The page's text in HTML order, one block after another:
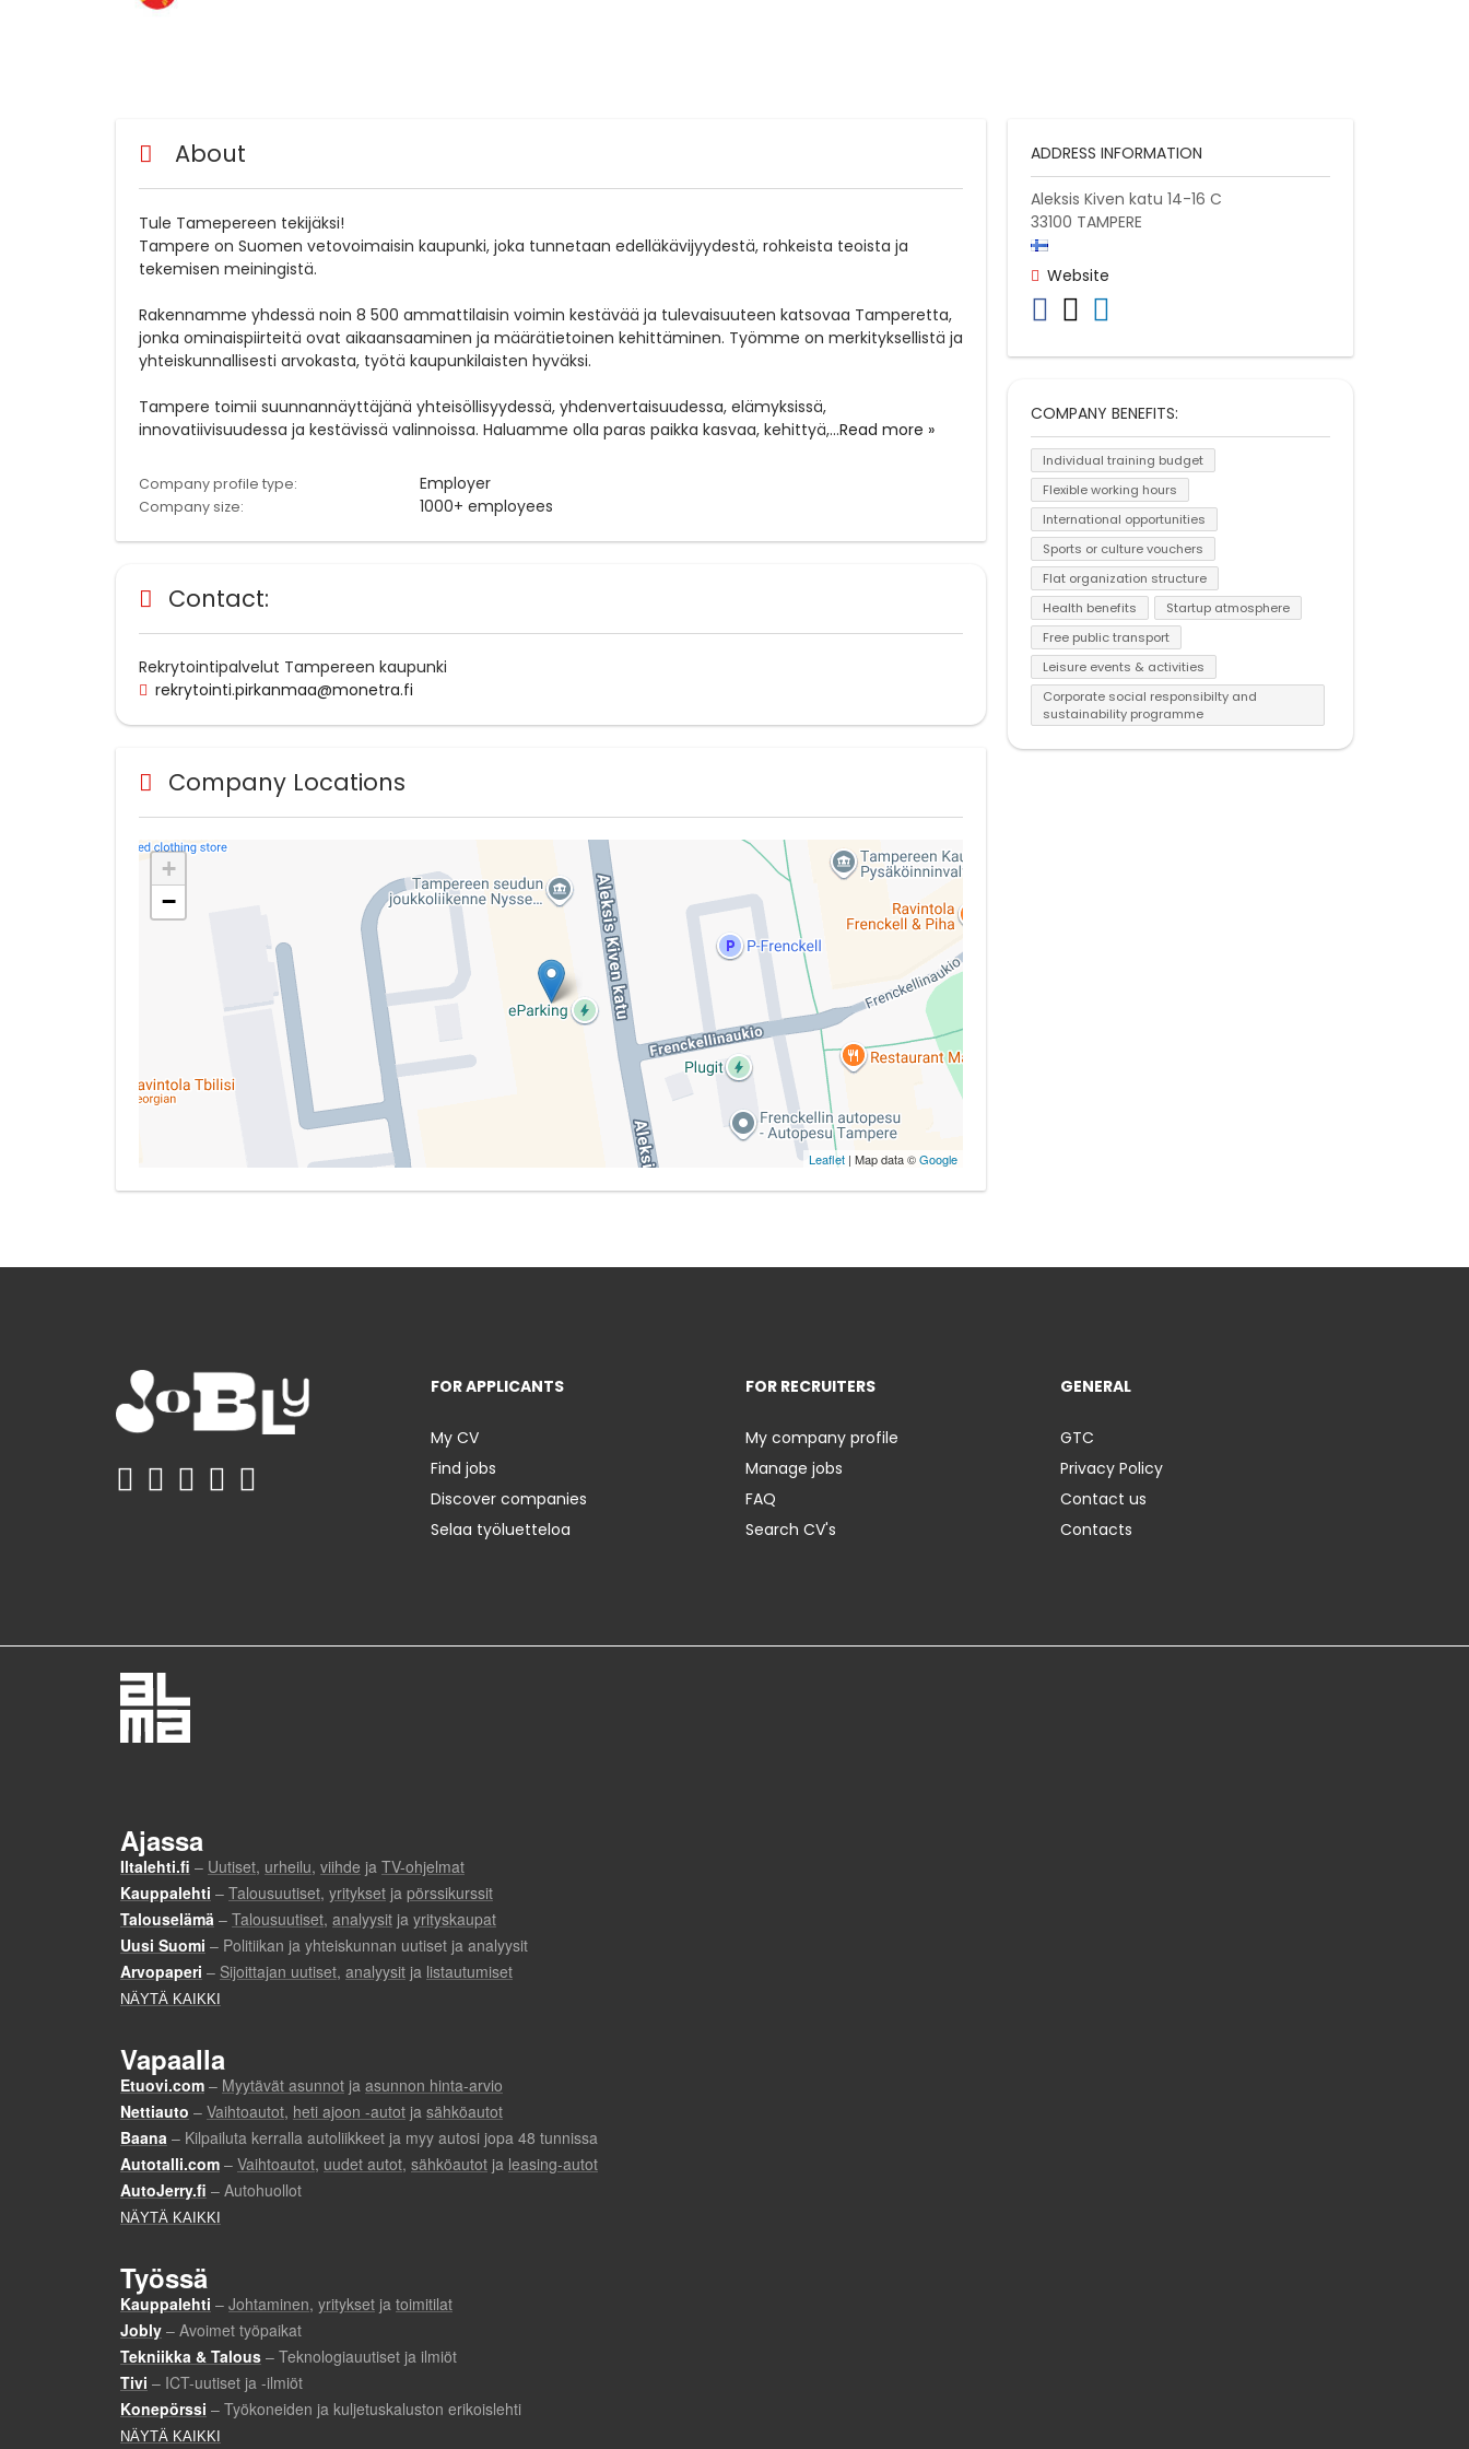
About
Tule Tamepereen tekijäksi!
Tampere on Suomen vetovoimaisin kaupunki, joka tunnetaan edelläkävijyydestä, rohkeista teoista ja
tekemisen meiningistä.
Rakennamme yhdessä noin 8 500 ammattilaisin voimin kestävää ja tulevaisuuteen katsovaa Tamperetta,
jonka ominaispiirteitä ovat aikaansaaminen ja määrätietoinen kehittäminen. Työmme on merkityksellistä ja
yhteiskunnallisesti arvokasta, työtä kaupunkilaisten hyväksi.
Tampere toimii suunnannäyttäjänä yhteisöllisyydessä, yhdenvertaisuudessa, elämyksissä,
innovatiivisuudessa ja kestävissä valinnoissa. Haluamme olla paras paikka kasvaa, kehittyä,...Read more »
Company profile type: Employer
Company size: 1000+ employees
Contact:
Rekrytointipalvelut Tampereen kaupunki
rekrytointi.pirkanmaa@monetra.fi
Company Locations
+
−
Leaflet | Map data ©Google
ADDRESS INFORMATION
Aleksis Kiven katu 14-16 C
33100 TAMPERE
Website
COMPANY BENEFITS:
Individual training budget
Flexible working hours
International opportunities
Sports or culture vouchers
Flat organization structure
Health benefits
Startup atmosphere
Free public transport
Leisure events & activities
Corporate social responsibilty and
sustainability programme
FOR APPLICANTS
My CV
Find jobs
Discover companies
Selaa työluetteloa
FOR RECRUITERS
My company profile
Manage jobs
FAQ
Search CV's
GENERAL
GTC
Privacy Policy
Contact us
Contacts